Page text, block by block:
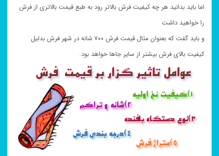
اما باید بدانید هر چه کیفیت فرش بالاتر رود به طبع قیمت بالاتری از فرش
را خواهید داشت
و باید گفت که بعنوان مثال قیمت فرش ۷۰۰ شانه در شهر فرش بدلیل
کیفیت بالای فرش بیشتر از سایر جاها خواهد بود.